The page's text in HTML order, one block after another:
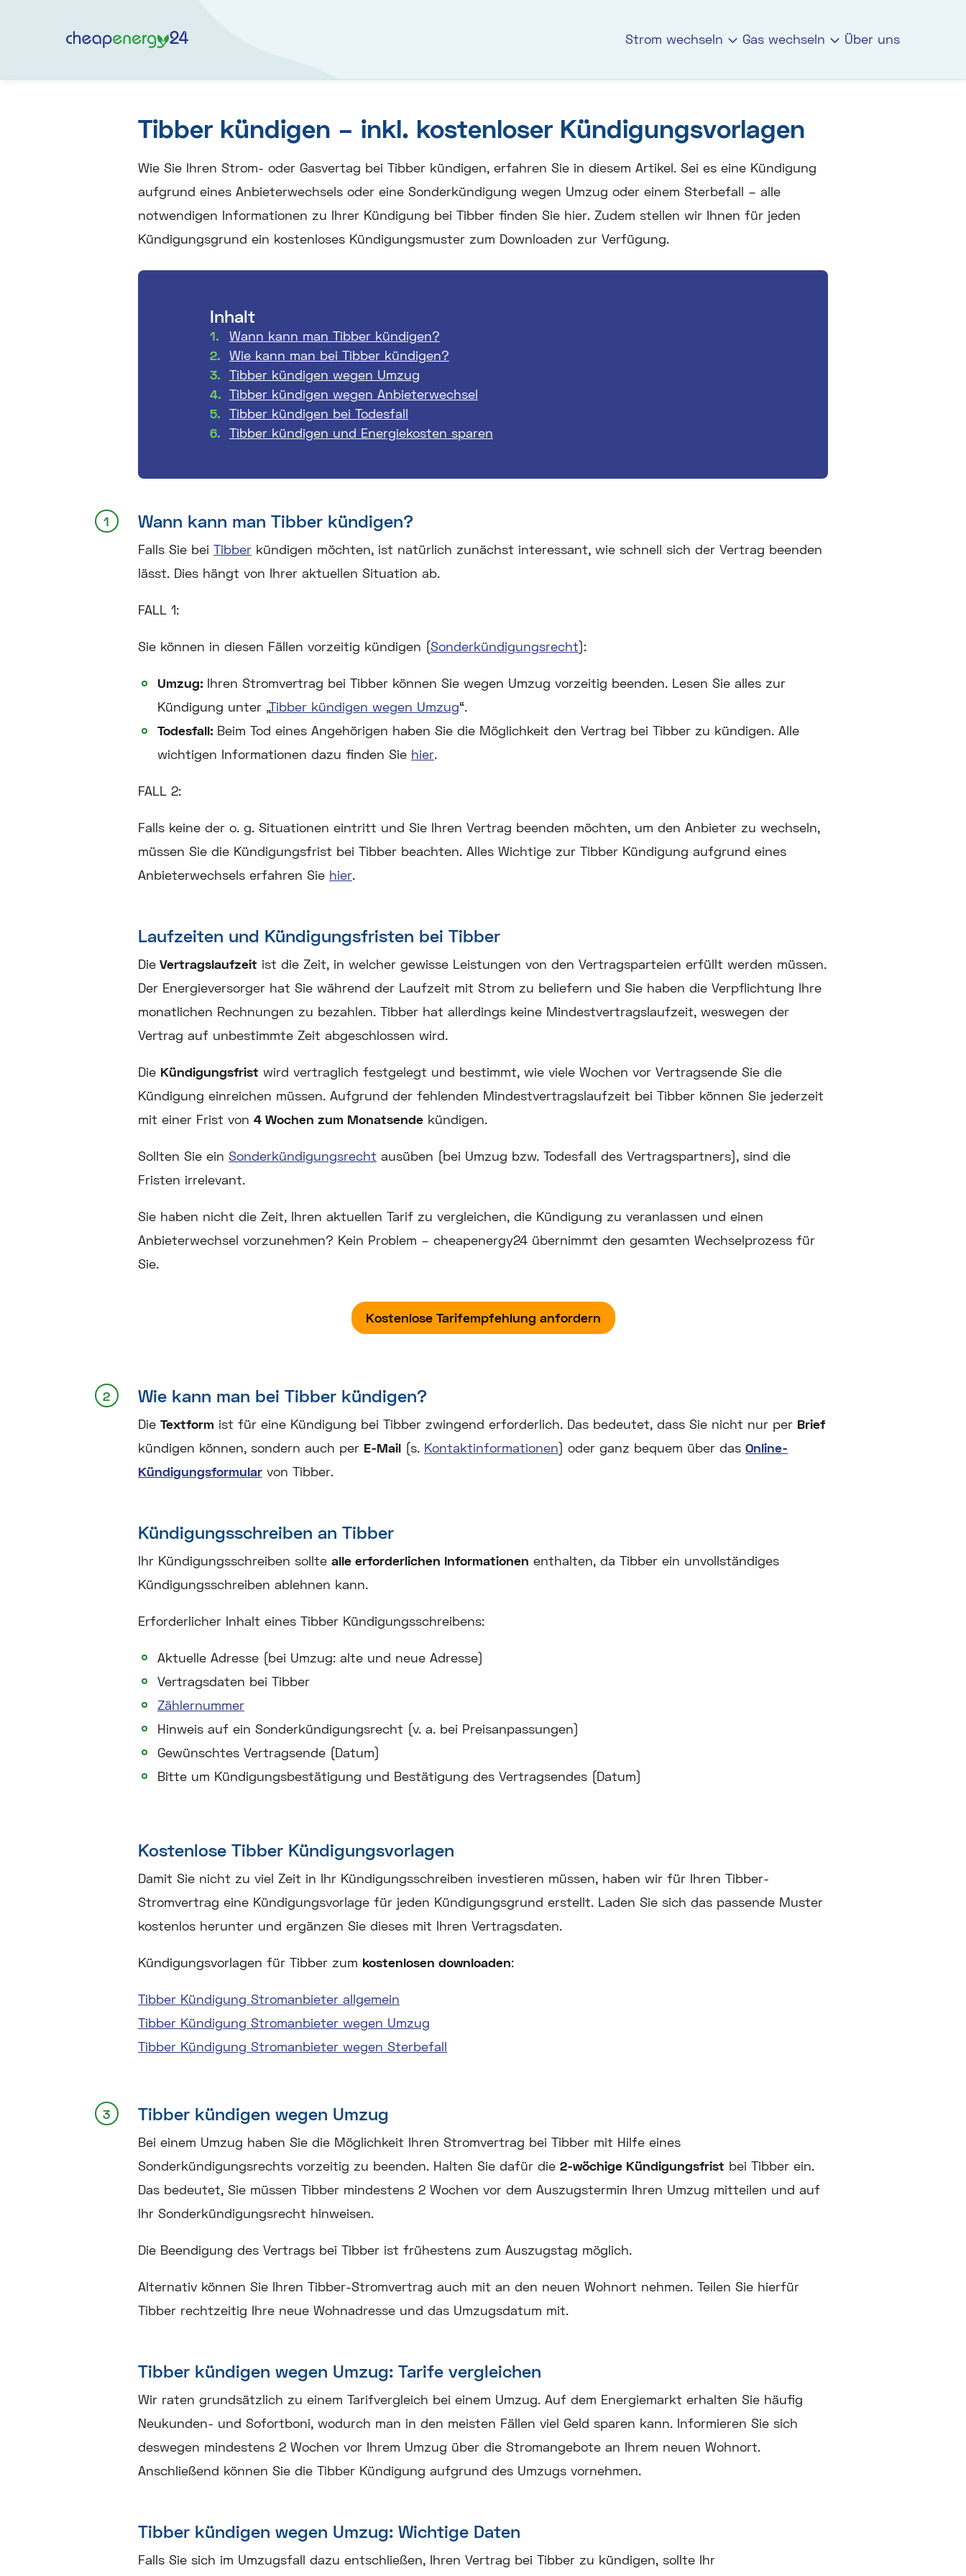
Strom wechseln Gas wechseln Über uns
Tibber kündigen – inkl. kostenloser Kündigungsvorlagen
Wie Sie Ihren Strom- oder Gasvertag bei Tibber kündigen, erfahren Sie in diesem Artikel. Sei es eine Kündigung
aufgrund eines Anbieterwechsels oder eine Sonderkündigung wegen Umzug oder einem Sterbefall – alle
notwendigen Informationen zu Ihrer Kündigung bei Tibber finden Sie hier. Zudem stellen wir Ihnen für jeden
Kündigungsgrund ein kostenloses Kündigungsmuster zum Downloaden zur Verfügung.
Inhalt
Wann kann man Tibber kündigen?
Wie kann man bei Tibber kündigen?
Tibber kündigen wegen Umzug
Tibber kündigen wegen Anbieterwechsel
Tibber kündigen bei Todesfall
Tibber kündigen und Energiekosten sparen
Wann kann man Tibber kündigen?
Falls Sie bei Tibber kündigen möchten, ist natürlich zunächst interessant, wie schnell sich der Vertrag beenden
lässt. Dies hängt von Ihrer aktuellen Situation ab.
FALL 1:
Sie können in diesen Fällen vorzeitig kündigen (Sonderkündigungsrecht):
Umzug: Ihren Stromvertrag bei Tibber können Sie wegen Umzug vorzeitig beenden. Lesen Sie alles zur
Kündigung unter „Tibber kündigen wegen Umzug“.
Todesfall: Beim Tod eines Angehörigen haben Sie die Möglichkeit den Vertrag bei Tibber zu kündigen. Alle
wichtigen Informationen dazu finden Sie hier.
FALL 2:
Falls keine der o. g. Situationen eintritt und Sie Ihren Vertrag beenden möchten, um den Anbieter zu wechseln,
müssen Sie die Kündigungsfrist bei Tibber beachten. Alles Wichtige zur Tibber Kündigung aufgrund eines
Anbieterwechsels erfahren Sie hier.
Laufzeiten und Kündigungsfristen bei Tibber
Die Vertragslaufzeit ist die Zeit, in welcher gewisse Leistungen von den Vertragsparteien erfüllt werden müssen.
Der Energieversorger hat Sie während der Laufzeit mit Strom zu beliefern und Sie haben die Verpflichtung Ihre
monatlichen Rechnungen zu bezahlen. Tibber hat allerdings keine Mindestvertragslaufzeit, weswegen der
Vertrag auf unbestimmte Zeit abgeschlossen wird.
Die Kündigungsfrist wird vertraglich festgelegt und bestimmt, wie viele Wochen vor Vertragsende Sie die
Kündigung einreichen müssen. Aufgrund der fehlenden Mindestvertragslaufzeit bei Tibber können Sie jederzeit
mit einer Frist von 4 Wochen zum Monatsende kündigen.
Sollten Sie ein Sonderkündigungsrecht ausüben (bei Umzug bzw. Todesfall des Vertragspartners), sind die
Fristen irrelevant.
Sie haben nicht die Zeit, Ihren aktuellen Tarif zu vergleichen, die Kündigung zu veranlassen und einen
Anbieterwechsel vorzunehmen? Kein Problem – cheapenergy24 übernimmt den gesamten Wechselprozess für
Sie.
Kostenlose Tarifempfehlung anfordern
Wie kann man bei Tibber kündigen?
Die Textform ist für eine Kündigung bei Tibber zwingend erforderlich. Das bedeutet, dass Sie nicht nur per Brief
kündigen können, sondern auch per E-Mail (s. Kontaktinformationen) oder ganz bequem über das Online-
Kündigungsformular von Tibber.
Kündigungsschreiben an Tibber
Ihr Kündigungsschreiben sollte alle erforderlichen Informationen enthalten, da Tibber ein unvollständiges
Kündigungsschreiben ablehnen kann.
Erforderlicher Inhalt eines Tibber Kündigungsschreibens:
Aktuelle Adresse (bei Umzug: alte und neue Adresse)
Vertragsdaten bei Tibber
Zählernummer
Hinweis auf ein Sonderkündigungsrecht (v. a. bei Preisanpassungen)
Gewünschtes Vertragsende (Datum)
Bitte um Kündigungsbestätigung und Bestätigung des Vertragsendes (Datum)
Kostenlose Tibber Kündigungsvorlagen
Damit Sie nicht zu viel Zeit in Ihr Kündigungsschreiben investieren müssen, haben wir für Ihren Tibber-
Stromvertrag eine Kündigungsvorlage für jeden Kündigungsgrund erstellt. Laden Sie sich das passende Muster
kostenlos herunter und ergänzen Sie dieses mit Ihren Vertragsdaten.
Kündigungsvorlagen für Tibber zum kostenlosen downloaden:
Tibber Kündigung Stromanbieter allgemein
Tibber Kündigung Stromanbieter wegen Umzug
Tibber Kündigung Stromanbieter wegen Sterbefall
Tibber kündigen wegen Umzug
Bei einem Umzug haben Sie die Möglichkeit Ihren Stromvertrag bei Tibber mit Hilfe eines
Sonderkündigungsrechts vorzeitig zu beenden. Halten Sie dafür die 2-wöchige Kündigungsfrist bei Tibber ein.
Das bedeutet, Sie müssen Tibber mindestens 2 Wochen vor dem Auszugstermin Ihren Umzug mitteilen und auf
Ihr Sonderkündigungsrecht hinweisen.
Die Beendigung des Vertrags bei Tibber ist frühestens zum Auszugstag möglich.
Alternativ können Sie Ihren Tibber-Stromvertrag auch mit an den neuen Wohnort nehmen. Teilen Sie hierfür
Tibber rechtzeitig Ihre neue Wohnadresse und das Umzugsdatum mit.
Tibber kündigen wegen Umzug: Tarife vergleichen
Wir raten grundsätzlich zu einem Tarifvergleich bei einem Umzug. Auf dem Energiemarkt erhalten Sie häufig
Neukunden- und Sofortboni, wodurch man in den meisten Fällen viel Geld sparen kann. Informieren Sie sich
deswegen mindestens 2 Wochen vor Ihrem Umzug über die Stromangebote an Ihrem neuen Wohnort.
Anschließend können Sie die Tibber Kündigung aufgrund des Umzugs vornehmen.
Tibber kündigen wegen Umzug: Wichtige Daten
Falls Sie sich im Umzugsfall dazu entschließen, Ihren Vertrag bei Tibber zu kündigen, sollte Ihr